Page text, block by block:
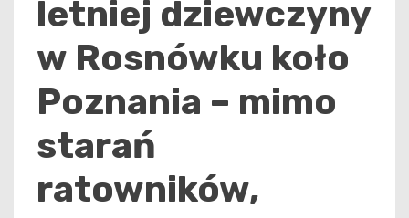
letniej dziewczyny
w Rosnówku koło
Poznania – mimo
starań
ratowników,